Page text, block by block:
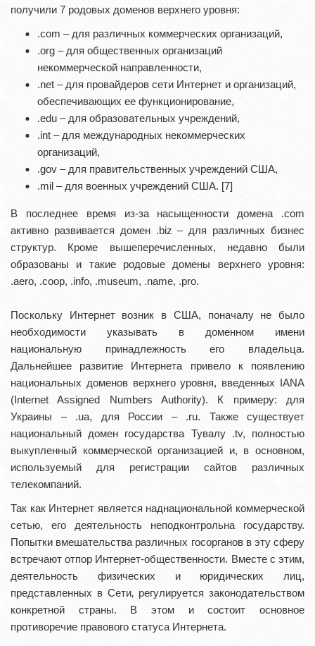
получили 7 родовых доменов верхнего уровня:
.com – для различных коммерческих организаций,
.org – для общественных организаций
некоммерческой направленности,
.net – для провайдеров сети Интернет и организаций,
обеспечивающих ее функционирование,
.edu – для образовательных учреждений,
.int – для международных некоммерческих
организаций,
.gov – для правительственных учреждений США,
.mil – для военных учреждений США. [7]
В последнее время из-за насыщенности домена .com
активно развивается домен .biz – для различных бизнес
структур. Кроме вышеперечисленных, недавно были
образованы и такие родовые домены верхнего уровня:
.aero, .coop, .info, .museum, .name, .pro.
Поскольку Интернет возник в США, поначалу не было
необходимости указывать в доменном имени
национальную принадлежность его владельца.
Дальнейшее развитие Интернета привело к появлению
национальных доменов верхнего уровня, введенных IANA
(Internet Assigned Numbers Authority). К примеру: для
Украины – .ua, для России – .ru. Также существует
национальный домен государства Тувалу .tv, полностью
выкупленный коммерческой организацией и, в основном,
используемый для регистрации сайтов различных
телекомпаний.
Так как Интернет является наднациональной коммерческой
сетью, его деятельность неподконтрольна государству.
Попытки вмешательства различных госорганов в эту сферу
встречают отпор Интернет-общественности. Вместе с этим,
деятельность физических и юридических лиц,
представленных в Сети‚ регулируется законодательством
конкретной страны. В этом и состоит основное
противоречие правового статуса Интернета.